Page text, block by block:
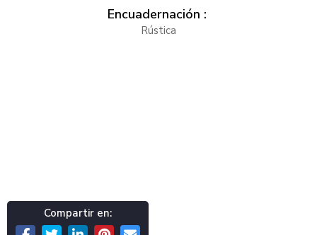
Encuadernación :
Rústica
Compartir en: